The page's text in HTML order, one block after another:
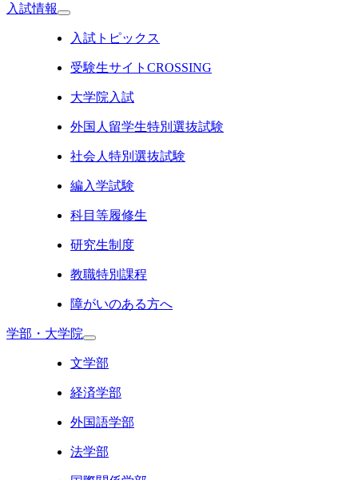
入試情報
入試トピックス
受験生サイトCROSSING
大学院入試
外国人留学生特別選抜試験
社会人特別選抜試験
編入学試験
科目等履修生
研究生制度
教職特別課程
障がいのある方へ
学部・大学院
文学部
経済学部
外国語学部
法学部